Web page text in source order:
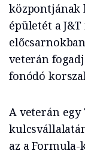
központjának
épületét a
veterán
fonódó
A veterán
az a Formula-